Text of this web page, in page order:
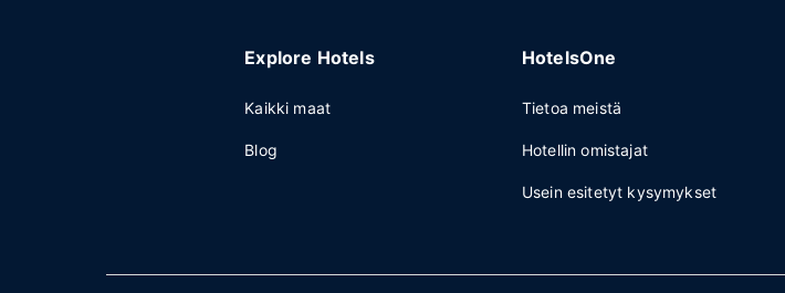
Explore Hotels
Kaikki maat
Blog
HotelsOne
Tietoa meistä
Hotellin omistajat
Usein esitetyt kysymykset